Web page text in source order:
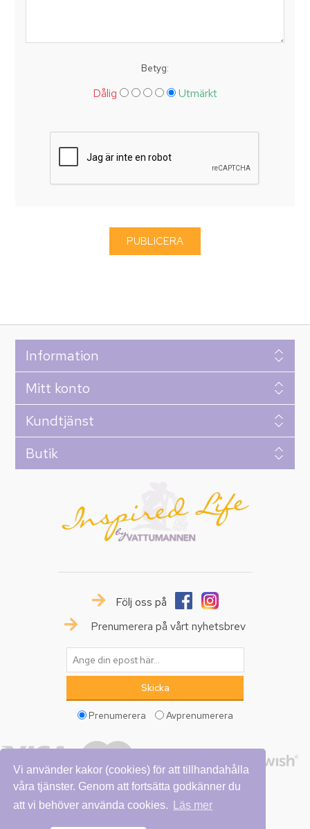
Vi använder kakor (cookies) för att tillhandahålla
våra tjänster. Genom att fortsätta godkänner du
att vi behöver använda cookies.
Läs mer
Betyg:
Dålig Utmärkt
Information
Mitt konto
Kundtjänst
Butik
Följ oss på
Prenumerera på vårt nyhetsbrev
Prenumerera Avprenumerera